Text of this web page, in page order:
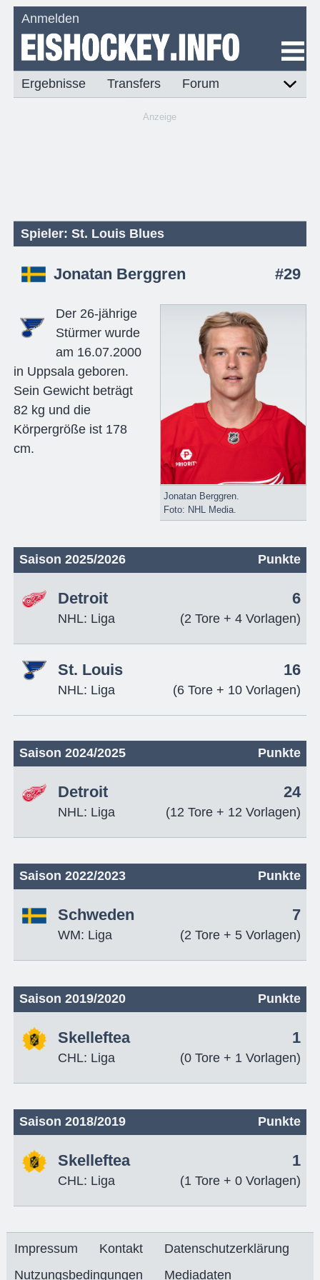
Anmelden
Ergebnisse Transfers Forum
Anzeige
Spieler: St. Louis Blues
Jonatan Berggren #29
Jonatan Berggren.
Foto: NHL Media.
Der 26-jährige
Stürmer wurde
am 16.07.2000
in Uppsala geboren.
Sein Gewicht beträgt
82 kg und die
Körpergröße ist 178
cm.
Saison 2025/2026 Punkte
Detroit
NHL: Liga
6
(2 Tore + 4 Vorlagen)
St. Louis
NHL: Liga
16
(6 Tore + 10 Vorlagen)
Saison 2024/2025 Punkte
Detroit
NHL: Liga
24
(12 Tore + 12 Vorlagen)
Saison 2022/2023 Punkte
Schweden
WM: Liga
7
(2 Tore + 5 Vorlagen)
Saison 2019/2020 Punkte
Skelleftea
CHL: Liga
1
(0 Tore + 1 Vorlagen)
Saison 2018/2019 Punkte
Skelleftea
CHL: Liga
1
(1 Tore + 0 Vorlagen)
Impressum Kontakt
Datenschutzerklärung
Nutzungsbedingungen
Mediadaten